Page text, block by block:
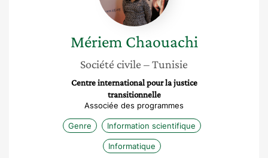
Mériem Chaouachi
Société civile – Tunisie
Centre international pour la justice
transitionnelle
Associée des programmes
Genre Information scientifique
Informatique